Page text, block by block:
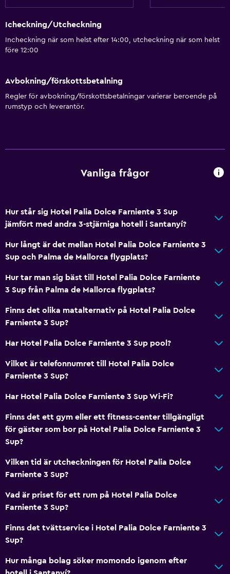
Icheckning/Utcheckning
Incheckning när som helst efter 14:00, utcheckning när som helst
före 12:00
Avbokning/förskottsbetalning
Regler för avbokning/förskottsbetalningar varierar beroende på
rumstyp och leverantör.
Vanliga frågor
Hur står sig Hotel Palia Dolce Farniente 3 Sup
jämfört med andra 3-stjärniga hotell i Santanyí?
Hur långt är det mellan Hotel Palia Dolce Farniente 3
Sup och Palma de Mallorca flygplats?
Hur tar man sig bäst till Hotel Palia Dolce Farniente
3 Sup från Palma de Mallorca flygplats?
Finns det olika matalternativ på Hotel Palia Dolce
Farniente 3 Sup?
Har Hotel Palia Dolce Farniente 3 Sup pool?
Vilket är telefonnumret till Hotel Palia Dolce
Farniente 3 Sup?
Har Hotel Palia Dolce Farniente 3 Sup Wi-Fi?
Finns det ett gym eller ett fitness-center tillgängligt
för gäster som bor på Hotel Palia Dolce Farniente 3
Sup?
Vilken tid är utcheckningen för Hotel Palia Dolce
Farniente 3 Sup?
Vad är priset för ett rum på Hotel Palia Dolce
Farniente 3 Sup?
Finns det tvättservice i Hotel Palia Dolce Farniente 3
Sup?
Hur många bolag söker momondo igenom efter